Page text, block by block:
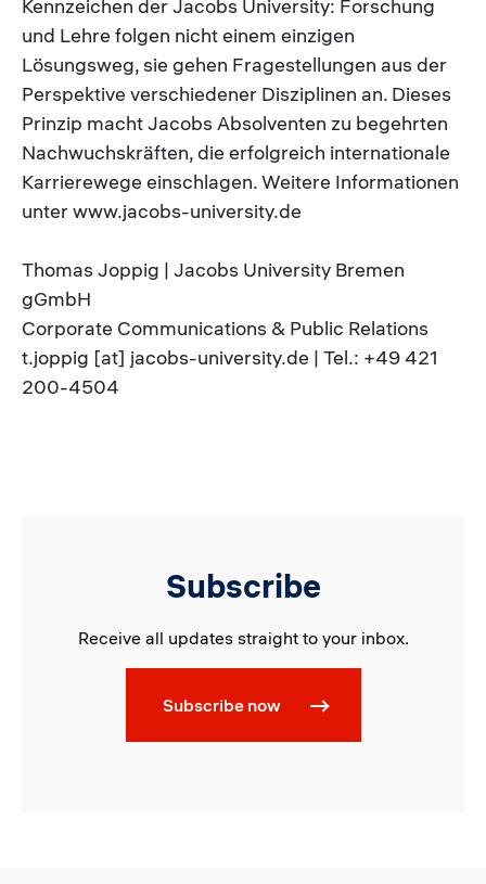
Kennzeichen der Jacobs University: Forschung
und Lehre folgen nicht einem einzigen
Lösungsweg, sie gehen Fragestellungen aus der
Perspektive verschiedener Disziplinen an. Dieses
Prinzip macht Jacobs Absolventen zu begehrten
Nachwuchskräften, die erfolgreich internationale
Karrierewege einschlagen. Weitere Informationen
unter www.jacobs-university.de
Thomas Joppig | Jacobs University Bremen
gGmbH
Corporate Communications & Public Relations
t.joppig [at] jacobs-university.de | Tel.: +49 421
200-4504
Subscribe
Receive all updates straight to your inbox.
Subscribe now